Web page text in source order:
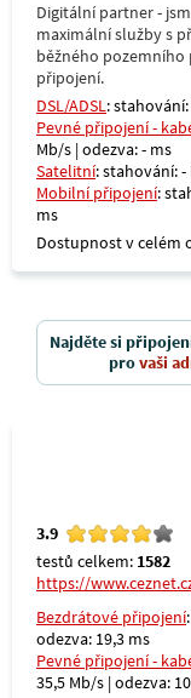
Digitální partner -
maximální služby s
běžného
připojení.
DSL/ADSL:
Pevné připojení -
Mb/s | odezva: - ms
Satelitní: stahování:
Mobilní připojení:
ms
Dostupnost v celém
Najděte si
provaši
3.9
testů celkem: 1582
https://
Bezdrátové připojení
odezva: 19,3 ms
Pevné připojení -
35,5 Mb/s | odezva: